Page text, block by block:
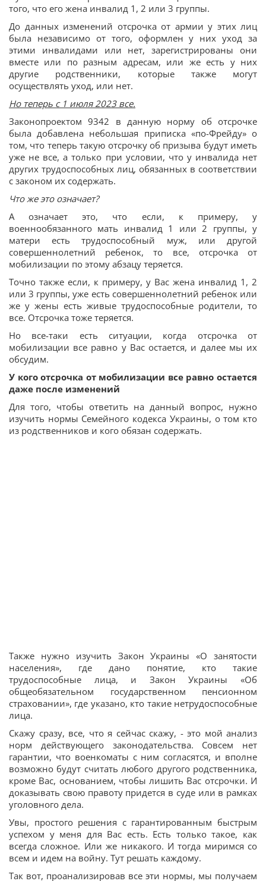
того, что его жена инвалид 1, 2 или 3 группы.
До данных изменений отсрочка от армии у этих лиц
была независимо от того, оформлен у них уход за
этими инвалидами или нет, зарегистрированы они
вместе или по разным адресам, или же есть у них
другие родственники, которые также могут
осуществлять уход, или нет.
Но теперь с 1 июля 2023 все.
Законопроектом 9342 в данную норму об отсрочке
была добавлена небольшая приписка «по-Фрейду» о
том, что теперь такую отсрочку об призыва будут иметь
уже не все, а только при условии, что у инвалида нет
других трудоспособных лиц, обязанных в соответствии
с законом их содержать.
Что же это означает?
А означает это, что если, к примеру, у
военнообязанного мать инвалид 1 или 2 группы, у
матери есть трудоспособный муж, или другой
совершеннолетний ребенок, то все, отсрочка от
мобилизации по этому абзацу теряется.
Точно также если, к примеру, у Вас жена инвалид 1, 2
или 3 группы, уже есть совершеннолетний ребенок или
же у жены есть живые трудоспособные родители, то
все. Отсрочка тоже теряется.
Но все-таки есть ситуации, когда отсрочка от
мобилизации все равно у Вас остается, и далее мы их
обсудим.
У кого отсрочка от мобилизации все равно остается
даже после изменений
Для того, чтобы ответить на данный вопрос, нужно
изучить нормы Семейного кодекса Украины, о том кто
из родственников и кого обязан содержать.
Также нужно изучить Закон Украины «О занятости
населения», где дано понятие, кто такие
трудоспособные лица, и Закон Украины «Об
общеобязательном государственном пенсионном
страховании», где указано, кто такие нетрудоспособные
лица.
Скажу сразу, все, что я сейчас скажу, - это мой анализ
норм действующего законодательства. Совсем нет
гарантии, что военкоматы с ним согласятся, и вполне
возможно будут считать любого другого родственника,
кроме Вас, основанием, чтобы лишить Вас отсрочки. И
доказывать свою правоту придется в суде или в рамках
уголовного дела.
Увы, простого решения с гарантированным быстрым
успехом у меня для Вас есть. Есть только такое, как
всегда сложное. Или же никакого. И тогда миримся со
всем и идем на войну. Тут решать каждому.
Так вот, проанализировав все эти нормы, мы получаем